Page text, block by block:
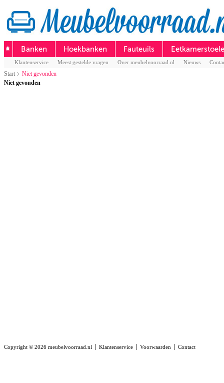
Banken Hoekbanken Fauteuils
Klantenservice Meest gestelde vragen Over meubelvoorraad.nl Nieuws
Start Niet gevonden
Niet gevonden
Copyright © 2026 meubelvoorraad.nl Klantenservice Voorwaarden Contact